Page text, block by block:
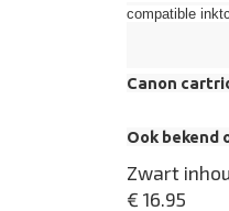
compatible
Canon
Ook bekend
Zwart
€ 16.95